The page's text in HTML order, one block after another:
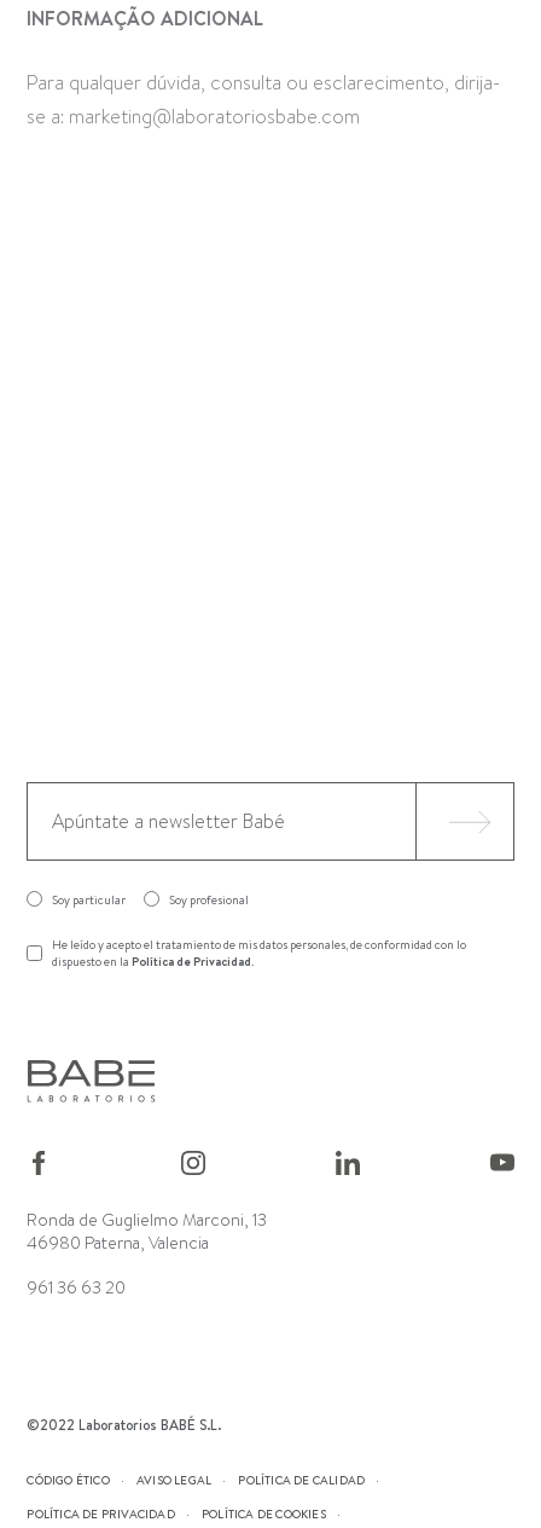
INFORMAÇÃO ADICIONAL
Para qualquer dúvida, consulta ou esclarecimento, dirija-
se a: marketing@laboratoriosbabe.com
Soy particular Soy profesional
He leído y acepto el tratamiento de mis datos personales, de conformidad con lo
dispuesto en laPolítica de Privacidad.
Ronda de Guglielmo Marconi, 13
46980 Paterna, Valencia
961 36 63 20
©2022 Laboratorios BABÉ S.L.
CÓDIGO ÉTICO AVISO LEGAL
POLÍTICA DE CALIDAD
POLÍTICA DE PRIVACIDAD
POLÍTICA DE COOKIES